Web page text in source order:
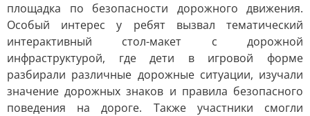
площадка по безопасности дорожного движения.
Особый интерес у ребят вызвал тематический
интерактивный стол-макет с дорожной
инфраструктурой, где дети в игровой форме
разбирали различные дорожные ситуации, изучали
значение дорожных знаков и правила безопасного
поведения на дороге. Также участники смогли